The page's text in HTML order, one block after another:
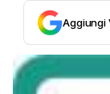
Aggiungi